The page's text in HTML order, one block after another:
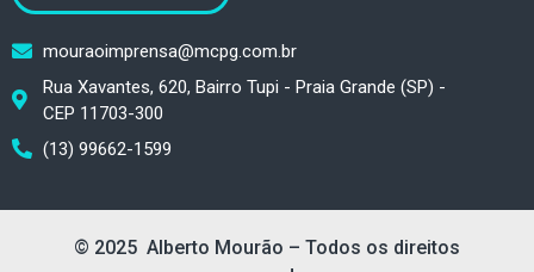
mouraoimprensa@mcpg.com.br
Rua Xavantes, 620, Bairro Tupi - Praia Grande (SP) -
CEP 11703-300
(13) 99662-1599
© 2025 Alberto Mourão – Todos os direitos